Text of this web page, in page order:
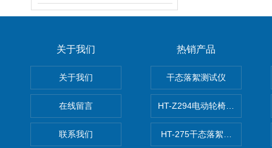
关于我们
关于我们
在线留言
联系我们
热销产品
干态落絮测试仪
HT-Z294电动轮椅车耗电量测
HT-275干态落絮测试仪